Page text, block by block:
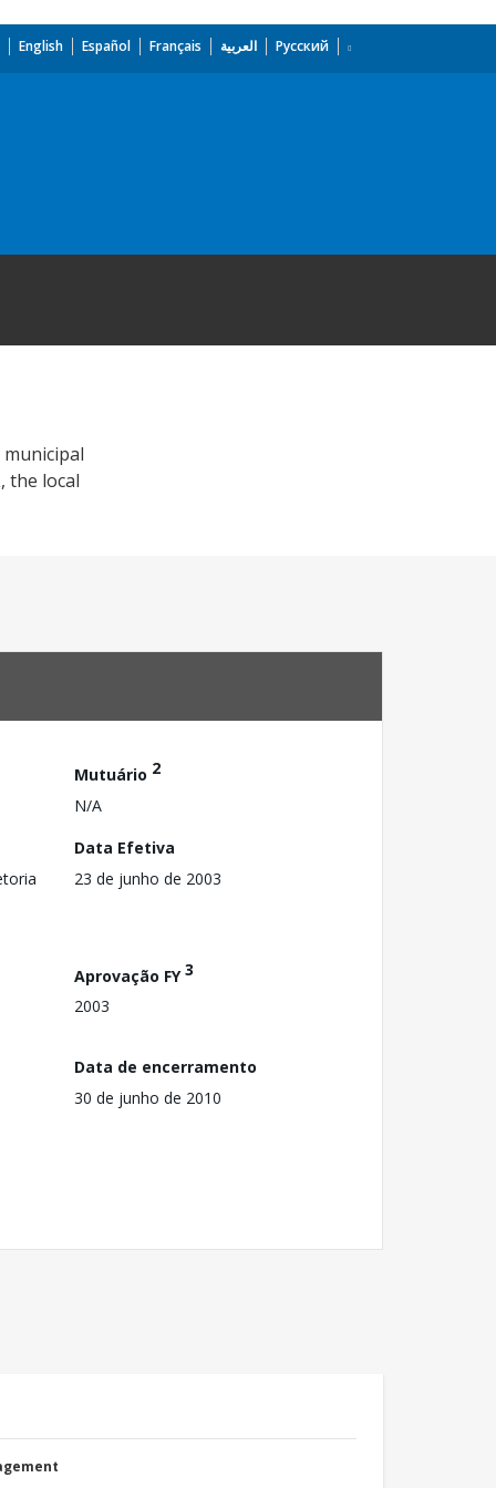
English Español Français العربية Русский
the local
Mutuário 2
N/A
Data Efetiva
23 de junho de 2003
Aprovação FY3
2003
Data de encerramento
30 de junho de 2010